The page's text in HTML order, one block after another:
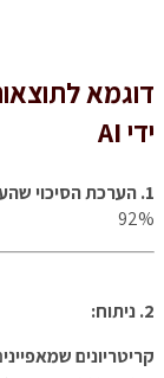
דוגמא
ידי AI
1. הערכת הסיכוי שהעבודה נכתבה על ידי בינה מלאכותית:
92%
2. ניתוח:
קריטריונים